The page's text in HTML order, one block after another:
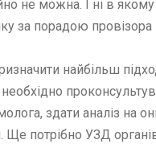
не можна. І ні в якому
за порадою провізора
найбільш
здати аналіз на
Ще потрібно УЗД